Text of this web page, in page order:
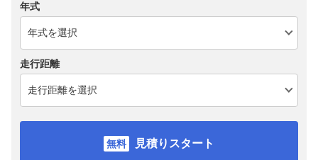
年式
走行距離
見積りスタート